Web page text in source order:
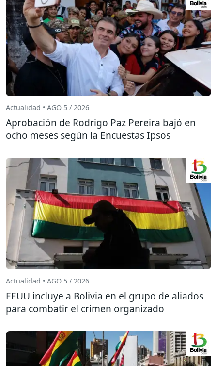
Actualidad • AGO 5 / 2026
Aprobación de Rodrigo Paz Pereira bajó en
ocho meses según la Encuestas Ipsos
Actualidad • AGO 5 / 2026
EEUU incluye a Bolivia en el grupo de aliados
para combatir el crimen organizado